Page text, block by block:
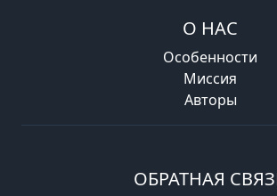
О НАС
Особенности
Миссия
Авторы
ОБРАТНАЯ